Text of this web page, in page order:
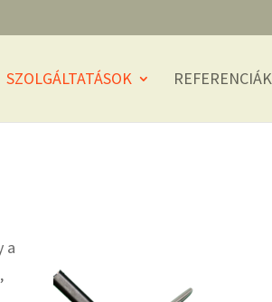
SZOLGÁLTATÁSOK REFERENCIÁK
a